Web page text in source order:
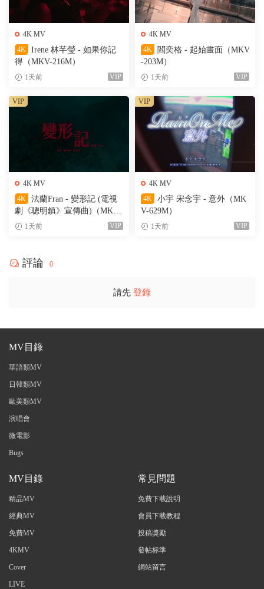
4K MV
4K
Irene 林芊瑩 - 如果你記
得（MKV-216M）
1天前 VIP
4K MV
4K
閻奕格 - 起始畫面（MKV
-203M）
1天前 VIP
4K MV
4K
法蘭Fran - 變形記 (電視
劇《聰明鎮》宣傳曲)（MKV-
205M）
1天前 VIP
VIP
4K MV
4K
小宇 宋念宇 - 意外（MK
V-629M）
1天前 VIP
VIP
評論 0
請先 登錄
MV目錄
華語類MV
日韓類MV
歐美類MV
演唱會
微電影
Bugs
MV目錄
精品MV
經典MV
免費MV
4KMV
Cover
LIVE
常見問題
免費下載說明
會員下載教程
投稿獎勵
發帖标準
網站留言